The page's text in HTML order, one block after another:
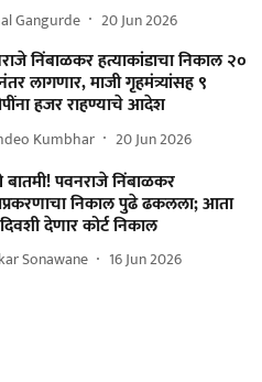
Gangurde 20 Jun 2026
निंबाळकर हत्याकांडाचा निकाल २०
लागणार, माजी गृहमंत्र्यांसह ९
हजर राहण्याचे आदेश
Kumbhar 20 Jun 2026
बातमी! पवनराजे निंबाळकर
निकाल पुढे ढकलला; आता
देणार कोर्ट निकाल
Sonawane 16 Jun 2026